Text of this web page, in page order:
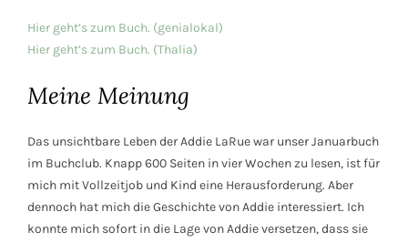
Hier geht’s zum Buch. (genialokal)
Hier geht’s zum Buch. (Thalia)
Meine Meinung
Das unsichtbare Leben der Addie LaRue war unser Januarbuch
im Buchclub. Knapp 600 Seiten in vier Wochen zu lesen, ist für
mich mit Vollzeitjob und Kind eine Herausforderung. Aber
dennoch hat mich die Geschichte von Addie interessiert. Ich
konnte mich sofort in die Lage von Addie versetzen, dass sie